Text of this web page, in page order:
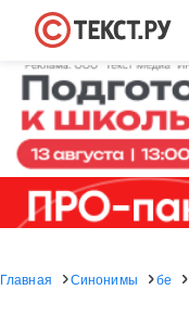
Главная Синонимы бе